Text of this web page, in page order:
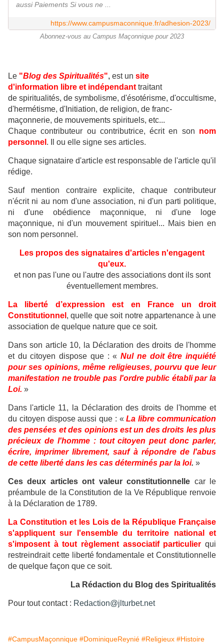
aussi Paiements Si vous ne ...
https://www.campusmaconnique.fr/adhesion-2023/
Abonnez-vous au Campus Maçonnique pour 2023
Le "Blog des Spiritualités", est un site
d'information libre et indépendant traitant
de spiritualités, de symbolisme, d'ésotérisme, d'occultisme,
d'hermétisme, d'Initiation, de religion, de franc-
maçonnerie, de mouvements spirituels, etc...
Chaque contributeur ou contributrice, écrit en son nom
personnel . Il ou elle signe ses articles.
Chaque signataire d'article est responsable de l'article qu'il
rédige.
Sauf mention contraire explicite, chaque contributeur
n'écrit ni au nom d'une association, ni d'un parti politique,
ni d'une obédience maçonnique, ni d'une loge
maçonnique, ni d'un mouvement spirituel... Mais bien en
son nom personnel.
Les propos des signataires d'articles n'engagent
qu'eux.
et non pas l'une ou l'autre des associations dont ils sont
éventuellement membres.
La liberté d’expression est en France un droit
Constitutionnel , quelle que soit notre appartenance à une
association de quelque nature que ce soit.
Dans son article 10, la Déclaration des droits de l'homme
et du citoyen dispose que : «Nul ne doit être inquiété
pour ses opinions, même religieuses, pourvu que leur
manifestation ne trouble pas l'ordre public établi par la
Loi. »
Dans l'article 11, la Déclaration des droits de l'homme et
du citoyen dispose aussi que : «La libre communication
des pensées et des opinions est un des droits les plus
précieux de l'homme : tout citoyen peut donc parler,
écrire, imprimer librement, sauf à répondre de l'abus
de cette liberté dans les cas déterminés par la loi. »
Ces deux articles ont valeur constitutionnelle car le
préambule de la Constitution de la Ve République renvoie
à la Déclaration de 1789.
La Constitution et les Lois de la République Française
s'appliquent sur l'ensemble du territoire national et
s'imposent à tout règlement associatif particulier qui
restreindrait cette liberté fondamentale et Constitutionnelle
de quelque façon que ce soit.
La Rédaction du Blog des Spiritualités
Pour tout contact : Redaction@jlturbet.net
#CampusMaçonnique #DominiqueReynié #Religieux #Histoire